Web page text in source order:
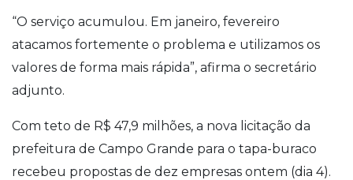
“O serviço acumulou. Em janeiro, fevereiro
atacamos fortemente o problema e utilizamos os
valores de forma mais rápida”, afirma o secretário
adjunto.
Com teto de R$ 47,9 milhões, a nova licitação da
prefeitura de Campo Grande para o tapa-buraco
recebeu propostas de dez empresas ontem (dia 4).